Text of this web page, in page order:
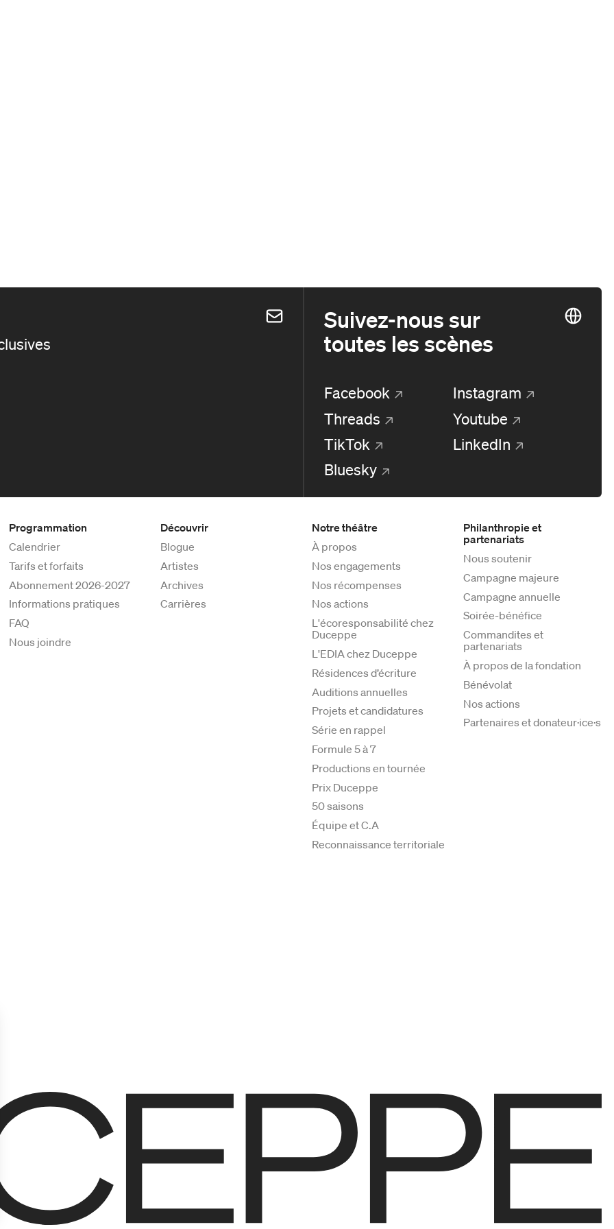
Suivez-nous sur
toutes les scènes
Facebook
Instagram
Threads
Youtube
TikTok
LinkedIn
Bluesky
Programmation
Calendrier
Tarifs et forfaits
Abonnement 2026-2027
Informations pratiques
FAQ
Nous joindre
Découvrir
Blogue
Artistes
Archives
Carrières
Notre théâtre
À propos
Nos engagements
Nos récompenses
Nos actions
L'écoresponsabilité chez
Duceppe
L'EDIA chez Duceppe
Résidences d’écriture
Auditions annuelles
Projets et candidatures
Série en rappel
Formule 5 à 7
Productions en tournée
Prix Duceppe
50 saisons
Équipe et C.A
Reconnaissance territoriale
Philanthropie et
partenariats
Nous soutenir
Campagne majeure
Campagne annuelle
Soirée-bénéfice
Commandites et
partenariats
À propos de la fondation
Bénévolat
Nos actions
Partenaires et donateur·ice·s